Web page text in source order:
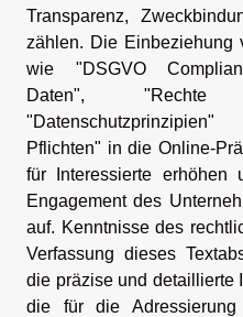
Transparenz,
zählen. Die Einbeziehung
wie "DSGVO
Daten", "Rechte
Pflichten" in die Online-
für Interessierte erhöhen
Engagement des
auf. Kenntnisse des
Verfassung dieses
die präzise und detaillierte
die für die